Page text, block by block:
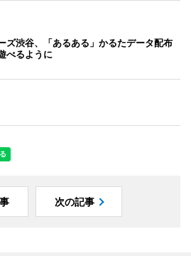
ズ渋谷、「あるある」かるたデータ配布
べるように
次の記事